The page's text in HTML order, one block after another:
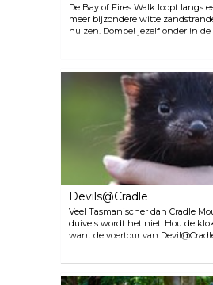
De Bay of Fires Walk loopt langs
meer bijzondere witte
huizen. Dompel jezelf onder in de
kustomgeving vol wilde dieren.
op een klif aan zee met uitzicht
oceaan en laaiend oranje
wildernis naar de spa en begin je
een rustgevende duik in het
Devils@Cradle
Veel Tasmanischer dan Cradle
duivels wordt het niet. Hou de
want de voertour van
17:30 plaats, anders worden de
vleesetende buideldieren, de